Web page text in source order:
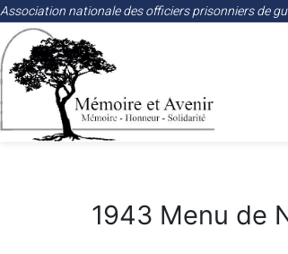
Association nationale des officiers prisonniers de
1943 Menu de